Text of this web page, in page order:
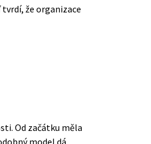
že organizace
Od začátku měla
model dá